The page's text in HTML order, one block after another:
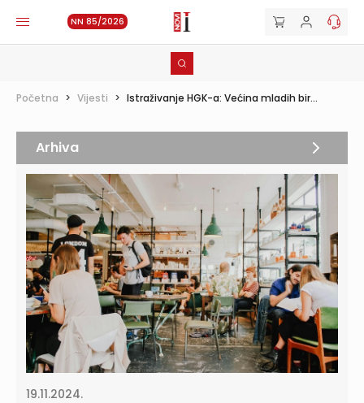
NN 85/2026
Početna > Vijesti > Istraživanje HGK-a: Većina mladih bir...
19.11.2024.
Arhiva